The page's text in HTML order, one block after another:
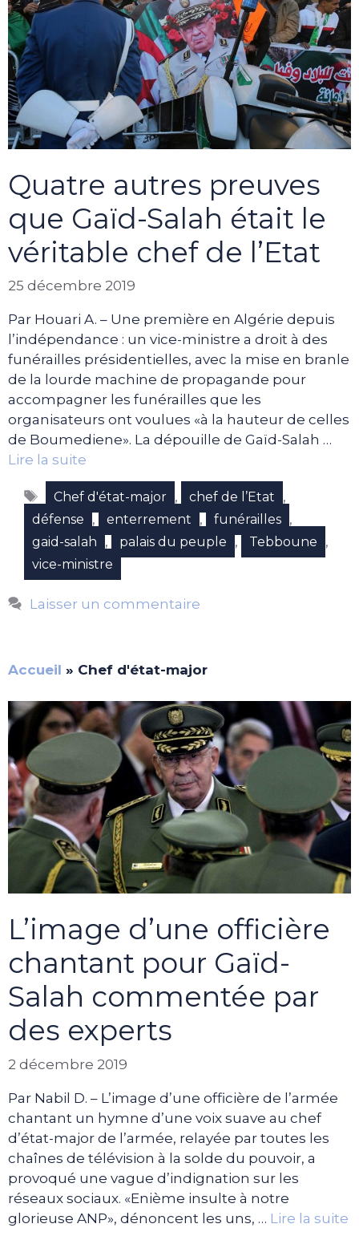
Quatre autres preuves
que Gaïd-Salah était le
véritable chef de l’Etat
25 décembre 2019
Par Houari A. – Une première en Algérie depuis
l’indépendance : un vice-ministre a droit à des
funérailles présidentielles, avec la mise en branle
de la lourde machine de propagande pour
accompagner les funérailles que les
organisateurs ont voulues «à la hauteur de celles
de Boumediene». La dépouille de Gaïd-Salah …
Lire la suite
Étiquettes
Chef d'état-major , chef de l’Etat ,
défense , enterrement , funérailles ,
gaid-salah , palais du peuple , Tebboune ,
vice-ministre
Laisser un commentaire
Accueil » Chef d'état-major
L’image d’une officière
chantant pour Gaïd-
Salah commentée par
des experts
2 décembre 2019
Par Nabil D. – L’image d’une officière de l’armée
chantant un hymne d’une voix suave au chef
d’état-major de l’armée, relayée par toutes les
chaînes de télévision à la solde du pouvoir, a
provoqué une vague d’indignation sur les
réseaux sociaux. «Enième insulte à notre
glorieuse ANP», dénoncent les uns, … Lire la suite